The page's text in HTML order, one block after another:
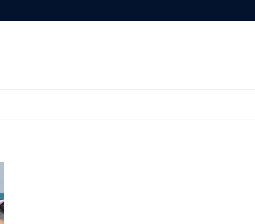
de Camargo para el control de insectos.